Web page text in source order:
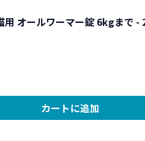
用 オールワーマー錠 6kgまで -
カートに追加